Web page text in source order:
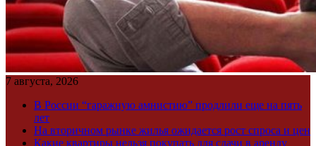
7 августа, 2026
В России “гаражную амнистию” продлили еще на пять
лет
На вторичном рынке жилья ожидается рост спроса и цен
Какие квартиры нельзя покупать для сдачи в аренду